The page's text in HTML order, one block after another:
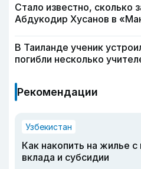
Стало известно, сколько
Абдукодир Хусанов в
В Таиланде ученик
погибли несколько
Рекомендации
Узбекистан
Как накопить на жилье
вклада и субсидии